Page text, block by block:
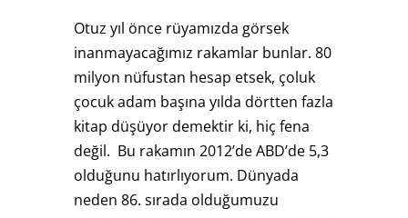
Otuz yıl önce rüyamızda görsek
inanmayacağımız rakamlar bunlar. 80
milyon nüfustan hesap etsek, çoluk
çocuk adam başına yılda dörtten fazla
kitap düşüyor demektir ki, hiç fena
değil. Bu rakamın 2012’de ABD’de 5,3
olduğunu hatırlıyorum. Dünyada
neden 86. sırada olduğumuzu